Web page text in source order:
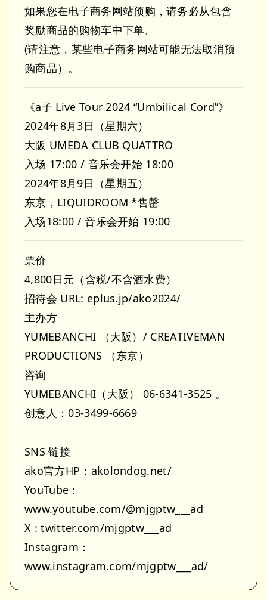
如果您在电子商务网站预购，请务必从包含
奖励商品的购物车中下单。
(请注意，某些电子商务网站可能无法取消预
购商品）。
《a子 Live Tour 2024 “Umbilical Cord”》
2024年8月3日（星期六）
大阪 UMEDA CLUB QUATTRO
入场 17:00 / 音乐会开始 18:00
2024年8月9日（星期五）
东京，LIQUIDROOM *售罄
入场18:00 / 音乐会开始 19:00
票价
4,800日元（含税/不含酒水费）
招待会 URL: eplus.jp/ako2024/
主办方
YUMEBANCHI （大阪）/ CREATIVEMAN
PRODUCTIONS （东京）
咨询
YUMEBANCHI（大阪） 06-6341-3525 。
创意人：03-3499-6669
SNS 链接
ako官方HP：akolondog.net/
YouTube：
www.youtube.com/@mjgptw___ad
X : twitter.com/mjgptw___ad
Instagram：
www.instagram.com/mjgptw___ad/